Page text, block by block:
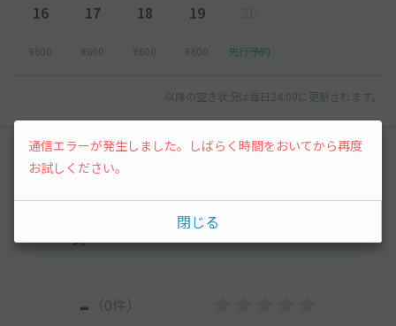
16
¥600
17
¥600
18
¥600
19
¥600 先行予約
以降の空き状況は毎日24:00に更新されます。
レビュー
まだレビューがありません。他のユーザーの方の
ために、利用後にレビューを投稿してみましょ
う。
- （0件）
通信エラーが発生しました。しばらく時間をおいてから再度
お試しください。
閉じる